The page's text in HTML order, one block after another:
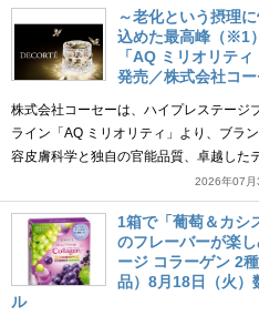
～老化という摂理
込めた最高峰（※1
「AQ ミリオリテ
発売／株式会社コ
株式会社コーセーは、ハイプレステージ
ライン「AQ ミリオリティ」より、ブラ
容皮膚科学と独自の官能品質、卓越し
2026年07
1箱で「葡萄＆カシ
のフレーバーが楽
ージ コラーゲン 2
品）8月18日（火）
ル